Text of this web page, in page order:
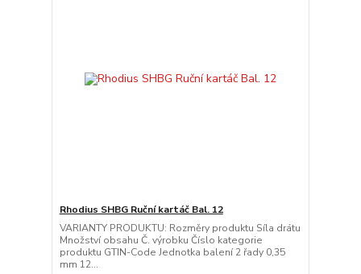
Rhodius SHBG Ruční kartáč Bal. 12
VARIANTY PRODUKTU: Rozměry produktu Síla drátu
Množství obsahu Č. výrobku Číslo kategorie
produktu GTIN-Code Jednotka balení 2 řady 0,35
mm 12...